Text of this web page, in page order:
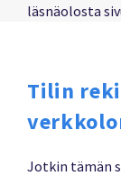
läsnäolosta
Tilin
Jotkin tämän